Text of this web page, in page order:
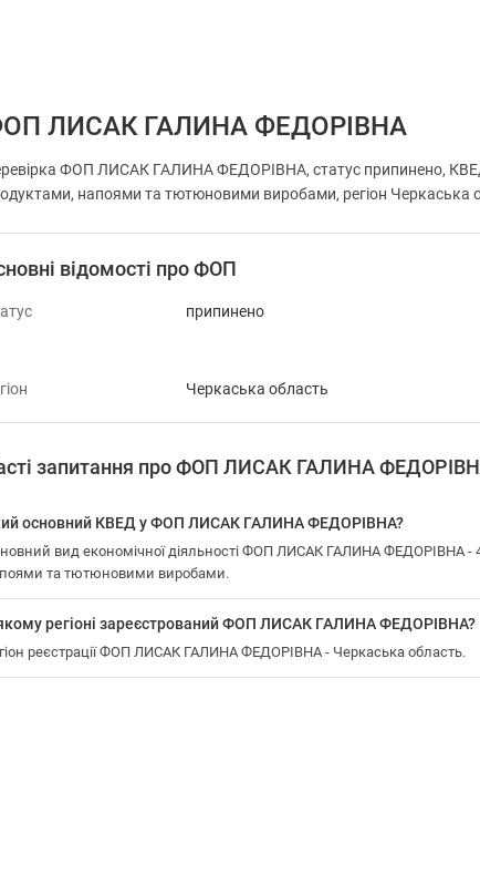
ЛИСАК ГАЛИНА ФЕДОРІВНА
ФОП ЛИСАК ГАЛИНА ФЕДОРІВНА, статус припинено, КВЕД
напоями та тютюновими виробами, регіон Черкаська
відомості про ФОП
припинено
Черкаська область
запитання про ФОП ЛИСАК ГАЛИНА
основний КВЕД у ФОП ЛИСАК ГАЛИНА ФЕДОРІВНА?
вид економічної діяльності ФОП ЛИСАК ГАЛИНА ФЕДОРІВНА -
та тютюновими виробами.
регіоні зареєстрований ФОП ЛИСАК ГАЛИНА ФЕДОРІВНА?
реєстрації ФОП ЛИСАК ГАЛИНА ФЕДОРІВНА - Черкаська область.